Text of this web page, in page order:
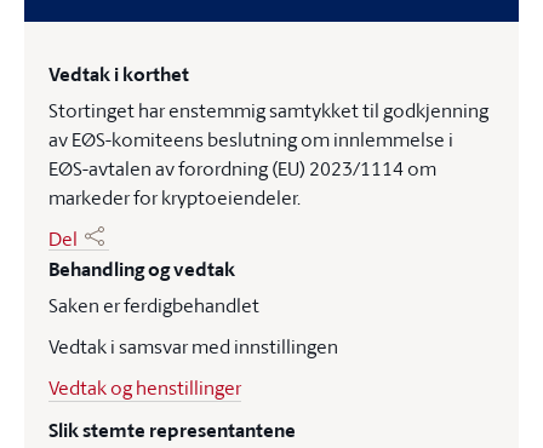
Vedtak i korthet
Stortinget har enstemmig samtykket til godkjenning
av EØS-komiteens beslutning om innlemmelse i
EØS-avtalen av forordning (EU) 2023/1114 om
markeder for kryptoeiendeler.
Del
Behandling og vedtak
Saken er ferdigbehandlet
Vedtak i samsvar med innstillingen
Vedtak og henstillinger
Slik stemte representantene